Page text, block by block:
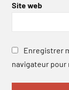
Site web
Enregistrer
navigateur pour